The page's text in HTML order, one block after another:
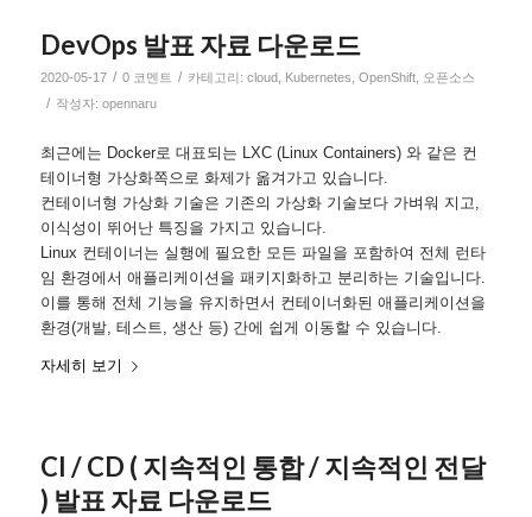
DevOps 발표 자료 다운로드
2020-05-17 / 0 코멘트 / 카테고리: cloud, Kubernetes, OpenShift, 오픈소스
/ 작성자: opennaru
최근에는 Docker로 대표되는 LXC (Linux Containers) 와 같은 컨
테이너형 가상화쪽으로 화제가 옮겨가고 있습니다.
컨테이너형 가상화 기술은 기존의 가상화 기술보다 가벼워 지고,
이식성이 뛰어난 특징을 가지고 있습니다.
Linux 컨테이너는 실행에 필요한 모든 파일을 포함하여 전체 런타
임 환경에서 애플리케이션을 패키지화하고 분리하는 기술입니다.
이를 통해 전체 기능을 유지하면서 컨테이너화된 애플리케이션을
환경(개발, 테스트, 생산 등) 간에 쉽게 이동할 수 있습니다.
자세히 보기
CI / CD ( 지속적인 통합 / 지속적인 전달
) 발표 자료 다운로드